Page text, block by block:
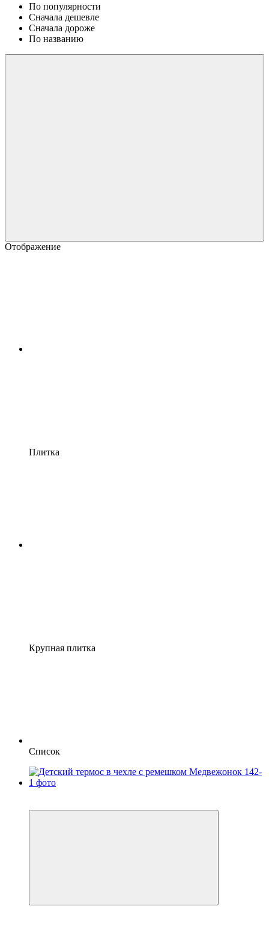
По популярности
Сначала дешевле
Сначала дороже
По названию
Отображение
Плитка
Крупная плитка
Список